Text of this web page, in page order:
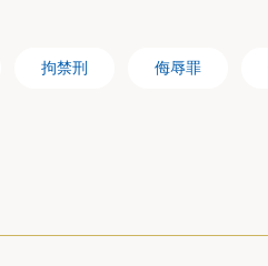
整備
拘禁刑 侮辱罪